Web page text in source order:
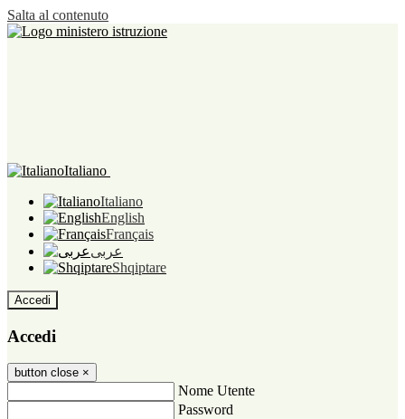
Salta al contenuto
Italiano
Italiano
English
Français
عربى
Shqiptare
Accedi
Accedi
button close ×
Nome Utente
Password